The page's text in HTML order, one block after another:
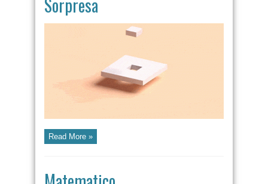
Sorpresa
Read More »